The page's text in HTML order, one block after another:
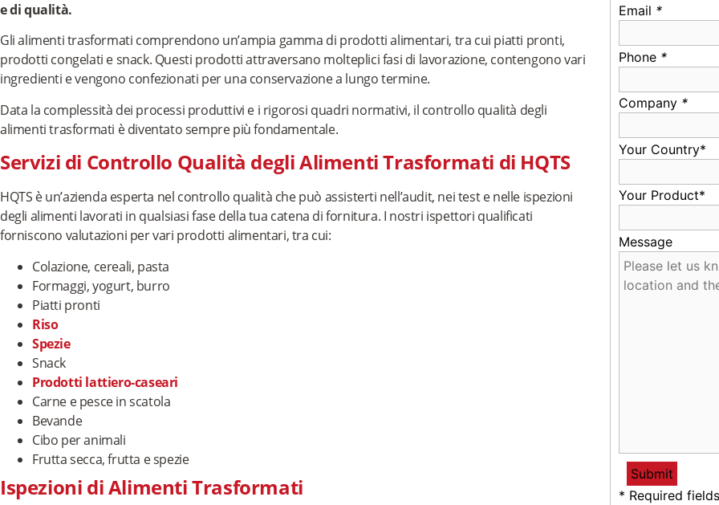
e di qualità.
Gli alimenti trasformati comprendono un’ampia gamma di prodotti alimentari, tra cui piatti pronti,
prodotti congelati e snack. Questi prodotti attraversano molteplici fasi di lavorazione, contengono vari
ingredienti e vengono confezionati per una conservazione a lungo termine.
Data la complessità dei processi produttivi e i rigorosi quadri normativi, il controllo qualità degli
alimenti trasformati è diventato sempre più fondamentale.
Servizi di Controllo Qualità degli Alimenti Trasformati di HQTS
HQTS è un’azienda esperta nel controllo qualità che può assisterti nell’audit, nei test e nelle ispezioni
degli alimenti lavorati in qualsiasi fase della tua catena di fornitura. I nostri ispettori qualificati
forniscono valutazioni per vari prodotti alimentari, tra cui:
Colazione, cereali, pasta
Formaggi, yogurt, burro
Piatti pronti
Riso
Spezie
Snack
Prodotti lattiero-caseari
Carne e pesce in scatola
Bevande
Cibo per animali
Frutta secca, frutta e spezie
Ispezioni di Alimenti Trasformati
Email *
Phone *
Company *
Your Country*
Your Product*
Message
* Required fields